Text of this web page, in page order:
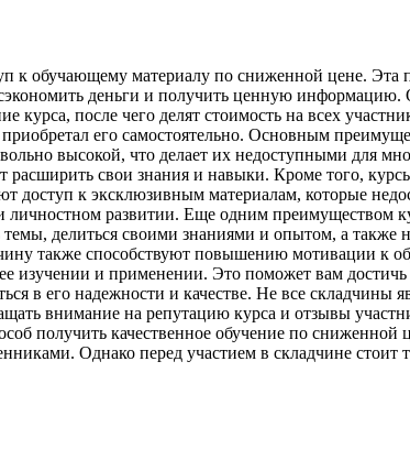
обучающему материалу по сниженной цене. Эта
деньги и получить ценную
после чего делят стоимость на всех
его самостоятельно. Основным
высокой, что делает их недоступными для
расширить свои знания и навыки. Кроме того,
доступ к эксклюзивным материалам, которые
развитии. Еще одним преимуществом
делиться своими знаниями и опытом, а также
также способствуют повышению мотивации к
изучении и применении. Это поможет вам
в его надежности и качестве. Не все
внимание на репутацию курса и отзывы
получить качественное обучение по сниженной
Однако перед участием в складчине стоит